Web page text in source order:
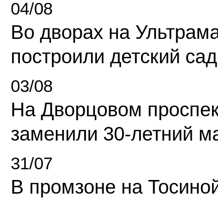
04/08
Во дворах на
построили детский сад
03/08
На Дворцовом
заменили 30-летний
31/07
В промзоне на